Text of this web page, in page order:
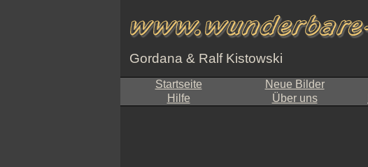
Gordana & Ralf Kistowski
Startseite Neue Bilder
Hilfe
Über uns